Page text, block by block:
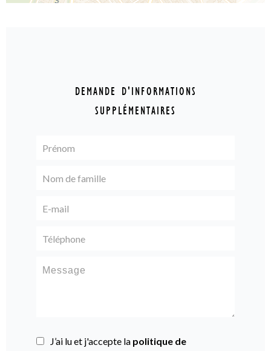
DEMANDE D'INFORMATIONS
SUPPLÉMENTAIRES
J’ai lu et j'accepte la politique de